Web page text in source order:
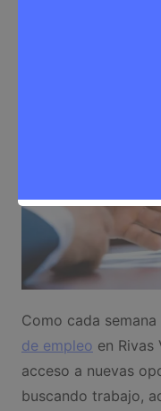
Como cada
de empleo en
acceso a nuevas
buscando trabajo,